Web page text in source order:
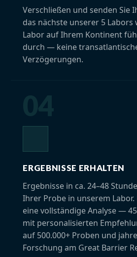
Verschließen und senden Sie
das nächste unserer 5 Labors
Labor auf Ihrem Kontinent
durch — keine
Verzögerungen.
ERGEBNISSE ERHALTEN
Ergebnisse in ca. 24–48
Ihrer Probe in unserem Labor.
eine vollständige Analyse —
mit personalisierten
auf 500.000+ Proben und
Forschung am Great Barrier